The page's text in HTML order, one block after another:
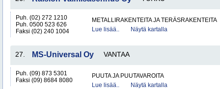
Puh. (02) 272 1210
Puh. 0500 523 626
Faksi (02) 240 1004
METALLIRAKENTEITA JA TERÄSRAKENTEITA
Lue lisää..
Näytä kartalla
27. MS-Universal Oy VANTAA
Puh. (09) 873 5301
Faksi (09) 8684 8080
PUUTA JA PUUTAVAROITA
Lue lisää..
Näytä kartalla